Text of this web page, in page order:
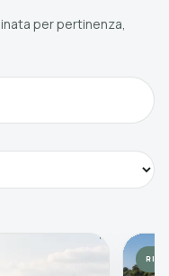
per pertinenza,